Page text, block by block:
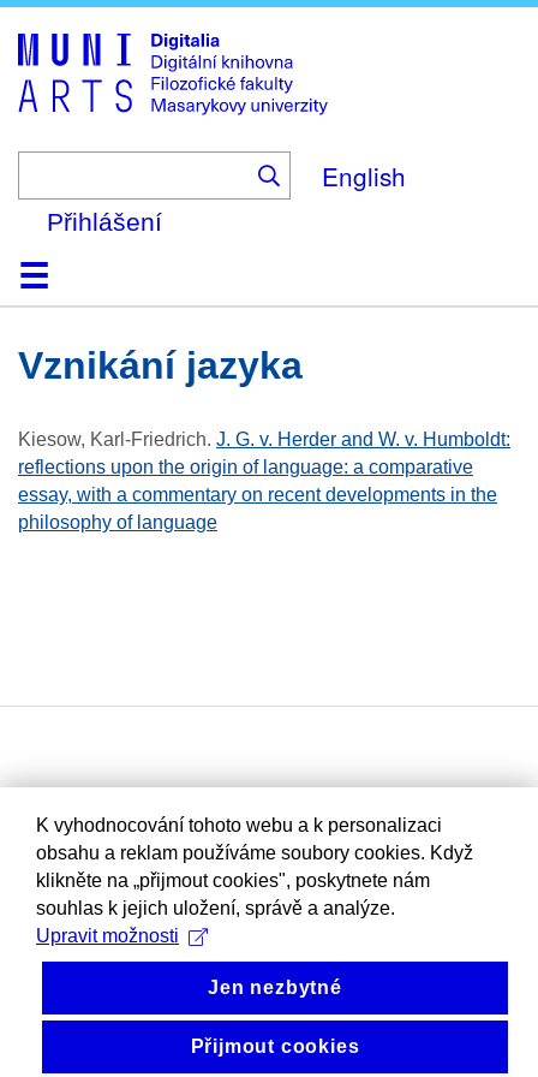
to
main
content
English
Přihlášení
DomůKolekce
Prohlížení
Vyhledávání
O platformě
Nápověda
KontaktDigitalia
vznikání jazyka
Kiesow, Karl-Friedrich. J. G. v. Herder and W. v. Humboldt:
reflections upon the origin of language: a comparative
essay, with a commentary on recent developments in the
philosophy of language
K vyhodnocování tohoto webu a k personalizaci
obsahu a reklam používáme soubory cookies. Když
klikněte na „přijmout cookies", poskytnete nám
souhlas k jejich uložení, správě a analýze.
Upravit možnosti
Jen nezbytné
Přijmout cookies